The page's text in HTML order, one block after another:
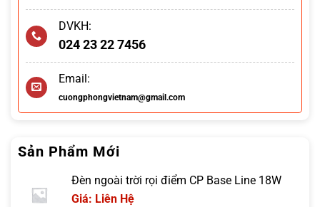
DVKH:
024 23 22 7456
Email:
cuongphongvietnam@gmail.com
Sản Phẩm Mới
Đèn ngoài trời rọi điểm CP Base Line 18W
Giá: Liên Hệ